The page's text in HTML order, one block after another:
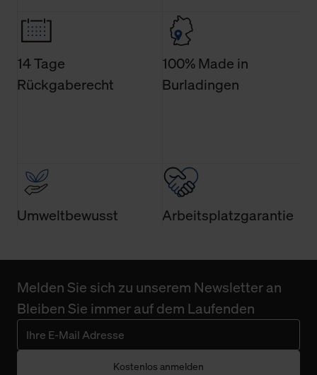
14 Tage
Rückgaberecht
100% Made in
Burladingen
Umweltbewusst Arbeitsplatzgarantie
Melden Sie sich zu unserem Newsletter an
Bleiben Sie immer auf dem Laufenden
Kostenlos anmelden